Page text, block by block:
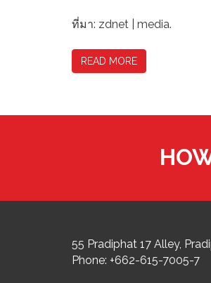
ที่มา: zdnet | media.
READ MORE
55 Pradiphat 17 Alley,
Phone: +662-615-7005-7